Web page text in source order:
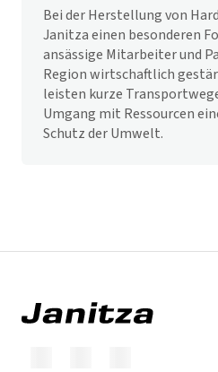
Bei der Herstellung von
Janitza einen besonderen
ansässige Mitarbeiter und
Region wirtschaftlich
leisten kurze
Umgang mit Ressourcen
Schutz der Umwelt.